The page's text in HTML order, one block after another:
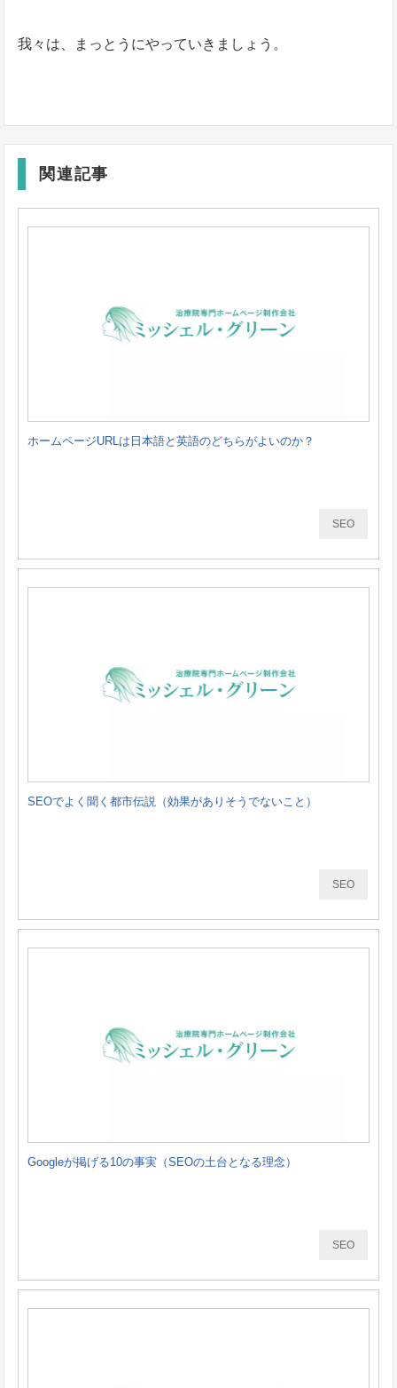
我々は、まっとうにやっていきましょう。
関連記事
ホームページURLは日本語と英語のどちらがよいのか？
SEO
SEOでよく聞く都市伝説（効果がありそうでないこと）
SEO
Googleが掲げる10の事実（SEOの土台となる理念）
SEO